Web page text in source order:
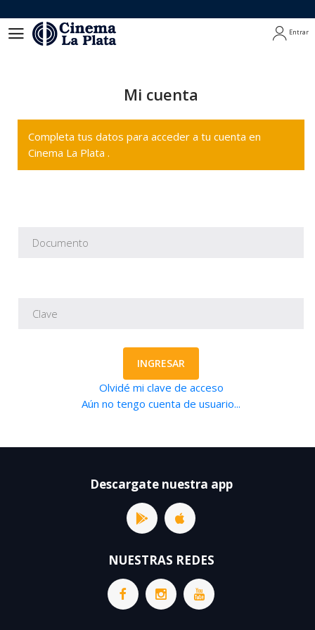
Entrar
Mi cuenta
Completa tus datos para acceder a tu cuenta en
Cinema La Plata .
INGRESAR
Olvidé mi clave de acceso
Aún no tengo cuenta de usuario...
Descargate nuestra app
NUESTRAS REDES